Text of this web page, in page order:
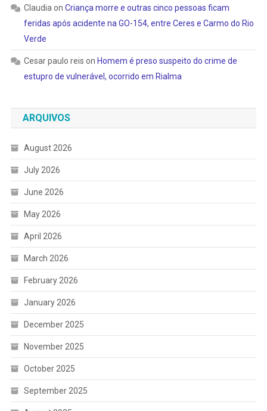
Claudiaon Criança morre e outras cinco pessoas ficam
feridas após acidente na GO-154, entre Ceres e Carmo do Rio
Verde
Cesar paulo reis on Homem é preso suspeito do crime de
estupro de vulnerável, ocorrido em Rialma
ARQUIVOS
August 2026
July 2026
June 2026
May 2026
April 2026
March 2026
February 2026
January 2026
December 2025
November 2025
October 2025
September 2025